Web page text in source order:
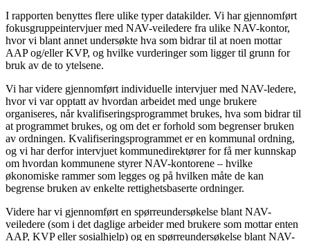
I rapporten benyttes flere ulike typer datakilder. Vi har gjennomført
fokusgruppeintervjuer med NAV-veiledere fra ulike NAV-kontor,
hvor vi blant annet undersøkte hva som bidrar til at noen mottar
AAP og/eller KVP, og hvilke vurderinger som ligger til grunn for
bruk av de to ytelsene.
Vi har videre gjennomført individuelle intervjuer med NAV-ledere,
hvor vi var opptatt av hvordan arbeidet med unge brukere
organiseres, når kvalifiseringsprogrammet brukes, hva som bidrar til
at programmet brukes, og om det er forhold som begrenser bruken
av ordningen. Kvalifiseringsprogrammet er en kommunal ordning,
og vi har derfor intervjuet kommunedirektører for få mer kunnskap
om hvordan kommunene styrer NAV-kontorene – hvilke
økonomiske rammer som legges og på hvilken måte de kan
begrense bruken av enkelte rettighetsbaserte ordninger.
Videre har vi gjennomført en spørreundersøkelse blant NAV-
veiledere (som i det daglige arbeider med brukere som mottar enten
AAP, KVP eller sosialhjelp) og en spørreundersøkelse blant NAV-